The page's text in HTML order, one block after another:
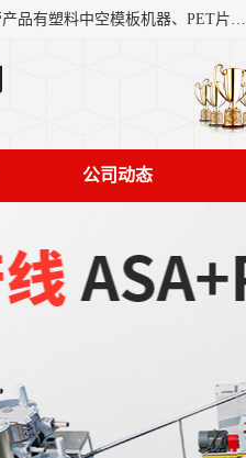
艾斯曼(张家港)技术工程设备有限公司是一家以新型建材生产设备生产制造，公司的主要经营产品有塑料中空模板机器、PET片材设备、可降解餐盒设备、树脂瓦设备、管材生产线、琉璃瓦设备等，艾斯曼机械在国内及国外享有较高盛誉拥有众多长期合作的老客户。
公司动态